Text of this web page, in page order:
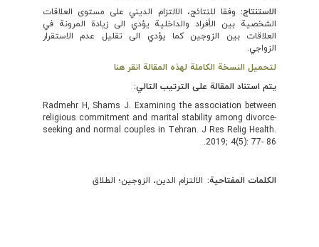
الاستنتاج: وفقا للنتائج، الالتزام الديني على مستوى العلاقات
الشخصية بين الأفراد والداخلية يؤدي الى زيادة المرونة في
العلاقات بين الزوجين كما يؤدي الى تقليل عدم الاستقرار
الزواجي.
لتحميل النسخة الكاملة لهذه المقالة انقر هنا
يتم استناد المقالة على الترتيب التالي:
Radmehr H, Shams J. Examining the association between
religious commitment and marital stability among divorce-
seeking and normal couples in Tehran. J Res Relig Health.
2019; 4(5): 77- 86.
الكلمات المفتاحية: الالتزام الدين، الزوجين؛ الطلاق